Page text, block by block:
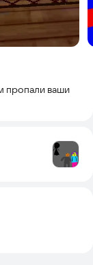
пропали ваши